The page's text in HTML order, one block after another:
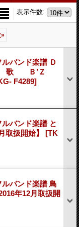
表示件数:
»
ルバンド楽譜 Ｄ
歌 Ｂ’Ｚ
F4289]
ルバンド楽譜 と
扱開始】 [TK
ルバンド楽譜 鳥
年12月取扱開